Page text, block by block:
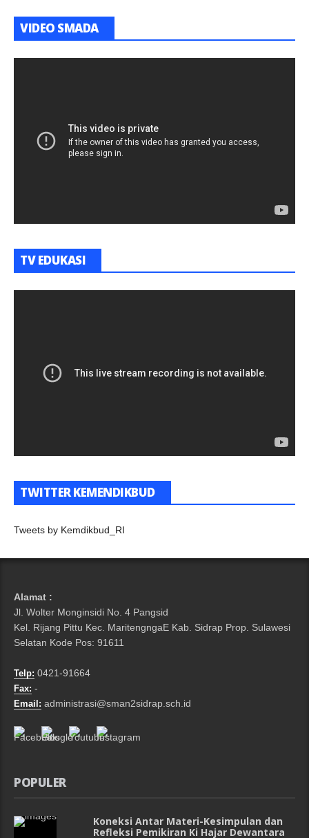
VIDEO SMADA
TV EDUKASI
TWITTER KEMENDIKBUD
Tweets by Kemdikbud_RI
Alamat :
Jl. Wolter Monginsidi No. 4 Pangsid
Kel. Rijang Pittu Kec. MaritengngaE Kab. Sidrap Prop. Sulawesi
Selatan Kode Pos: 91611
Telp: 0421-91664
Fax: -
Email: administrasi@sman2sidrap.sch.id
POPULER
Koneksi Antar Materi-Kesimpulan dan
Refleksi Pemikiran Ki Hajar Dewantara